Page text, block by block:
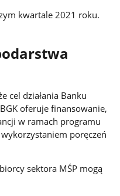
kwartale 2021 roku.
cel działania Banku
oferuje finansowanie,
w ramach programu
poręczeń
sektora MŚP mogą